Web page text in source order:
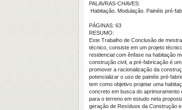
PALAVRAS-CHAVES:
Habitação. Modulação. Painéis pré-
PÁGINAS: 63
RESUMO:
Este Trabalho de Conclusão de
técnico, consiste em um projeto
residencial com ênfase na habitação
construção civil, a pré-fabricação é
promover a racionalização da
potencializar o uso de painéis pré-
tem como objetivo projetar uma
concreto em busca do aprimoramento
para o terreno em estudo neta
geração de Resíduos da Construção